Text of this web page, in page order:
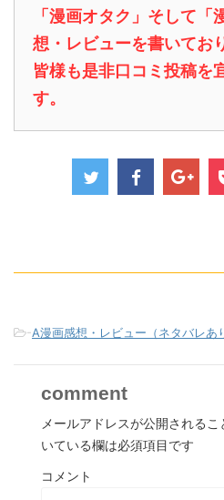
「漫画オタク」そして「
想・レビューを書いてお
皆様も是非口コミ投稿を
す。
-A漫画感想・レビュー（ネタバレあ
comment
メールアドレスが公開されるこ
いている欄は必須項目です
コメント